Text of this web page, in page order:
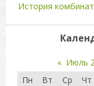
История
« Июль
Пн
Вт Ср Чт